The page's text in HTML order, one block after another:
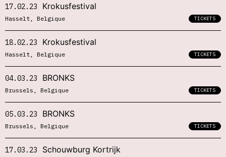
17.02.23 Krokusfestival
Hasselt, Belgique TICKETS
18.02.23 Krokusfestival
Hasselt, Belgique TICKETS
04.03.23 BRONKS
Brussels, Belgique TICKETS
05.03.23 BRONKS
Brussels, Belgique TICKETS
17.03.23 Schouwburg Kortrijk